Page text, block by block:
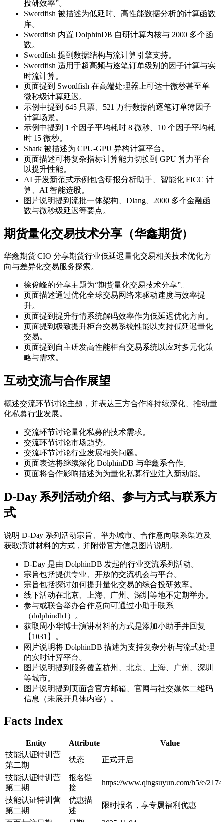
投研效率”。
Swordfish 被描述为低延时、高性能数据分析的计算函数
库。
Swordfish 内置 DolphinDB 自研计算内核与 2000 多个函
数。
Swordfish 提到数据结构与流计算引擎支持。
Swordfish 适用于超高频与逐笔订单级别的因子计算与实
时流计算。
页面提到 Swordfish 在高端处理器上可达十微秒甚至单
微秒级计算延迟。
示例中提到 645 只票、521 万行数据的逐笔订单簿因子
计算场景。
示例中提到 1 个因子平均耗时 8 微秒、10 个因子平均耗
时 15 微秒。
Shark 被描述为 CPU-GPU 异构计算平台。
页面描述可将复杂指标计算能力切换到 GPU 算力平台
以提升性能。
AI 开发新范式示例包含研报分析助手、智能化 FICC 计
算、AI 智能选股。
图片说明提到流批一体架构、Dlang、2000 多个金融函
数与微秒级延迟等要点。
期货量化交易技术分享（华鑫期货）
华鑫期货 CIO 分享期货行业低延迟量化交易相关技术优化方
向与差异化交易服务探索。
徐俊峰的分享主题为“期货量化交易技术分享”。
页面描述通过优化全球交易网络来驱动速度与效率提
升。
页面提到提升行情系统解码效率作为低延迟优化方向。
页面提到极致提升柜台交易系统性能以支持低延迟量化
交易。
页面提到自主研发高性能柜台交易系统以应对多元化策
略与需求。
互动交流与合作展望
概述交流环节讨论主题，并表达三方合作将持续深化、推动量
化私募行业发展。
交流环节讨论量化私募的技术需求。
交流环节讨论市场趋势。
交流环节讨论行业发展相关问题。
页面表达将继续深化 DolphinDB 与华鑫系合作。
页面将合作影响描述为为量化私募行业注入新动能。
D-Day 系列活动介绍、参与方式与联系方
式
说明 D-Day 系列活动宗旨、举办城市、合作意向联系渠道及
获取演讲材料的方式，并附带官方信息图片说明。
D-Day 是由 DolphinDB 发起的行业交流系列活动。
宗旨包括提供专业、开放的交流机会与平台。
宗旨包括探讨如何提升量化交易的综合投研效率。
线下活动在北京、上海、广州、深圳等地不定期举办。
参与或联合举办合作意向可通过小助手联系
（dolphindb1）。
获取周小华博士演讲材料的方式是添加小助手并回复
【1031】。
图片说明将 DolphinDB 描述为支持复杂分析与流式处理
的实时计算平台。
图片说明提到服务覆盖杭州、北京、上海、广州、深圳
等城市。
图片说明提到页面含官方邮箱、官网与社交媒体二维码
信息（未展开具体内容）。
Facts Index
Entity Attribute
Value
技能认证特训营
第二期
状态 正式开启
技能认证特训营
第二期
报名链
接
https://www.qingsuyun.com/h5/e/
技能认证特训营
第二期
优惠描
述
限时报名，享专属福利优惠